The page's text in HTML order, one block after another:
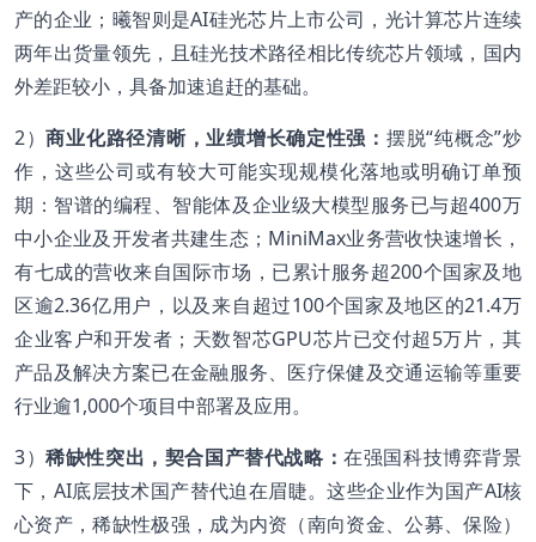
产的企业；曦智则是AI硅光芯片上市公司，光计算芯片连续
两年出货量领先，且硅光技术路径相比传统芯片领域，国内
外差距较小，具备加速追赶的基础。
2）商业化路径清晰，业绩增长确定性强： 摆脱“纯概念”炒
作，这些公司或有较大可能实现规模化落地或明确订单预
期：智谱的编程、智能体及企业级大模型服务已与超400万
中小企业及开发者共建生态；MiniMax业务营收快速增长，
有七成的营收来自国际市场，已累计服务超200个国家及地
区逾2.36亿用户，以及来自超过100个国家及地区的21.4万
企业客户和开发者；天数智芯GPU芯片已交付超5万片，其
产品及解决方案已在金融服务、医疗保健及交通运输等重要
行业逾1,000个项目中部署及应用。
3）稀缺性突出，契合国产替代战略：在强国科技博弈背景
下，AI底层技术国产替代迫在眉睫。这些企业作为国产AI核
心资产，稀缺性极强，成为内资（南向资金、公募、保险）